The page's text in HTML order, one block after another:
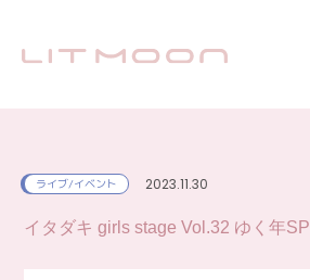
ライブ/イベント 2023.11.30
イタダキ girls stage Vol.32 ゆく年SP